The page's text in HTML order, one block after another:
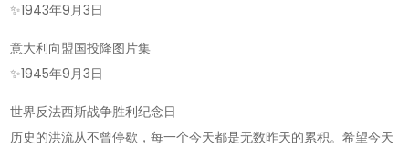
✨1943年9月3日
意大利向盟国投降图片集
✨1945年9月3日
世界反法西斯战争胜利纪念日
历史的洪流从不曾停歇，每一个今天都是无数昨天的累积。希望今天